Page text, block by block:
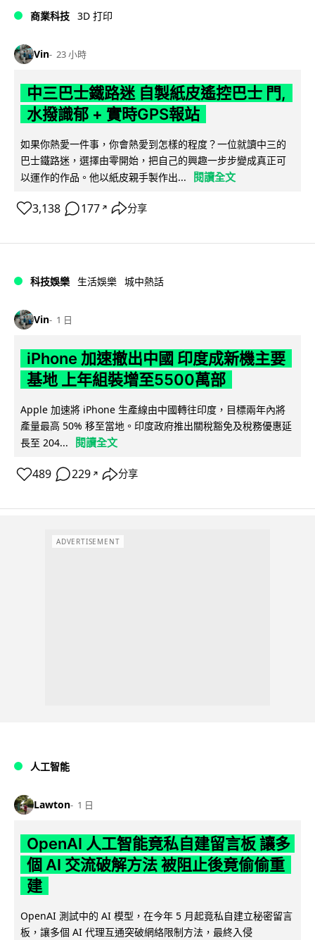
商業科技 3D 打印
Vin 23 小時
中三巴士鐵路迷 自製紙皮遙控巴士 門,
水撥識郁 + 實時GPS報站
如果你熱愛一件事，你會熱愛到怎樣的程度？一位就讀中三的
巴士鐵路迷，選擇由零開始，把自己的興趣一步步變成真正可
以運作的作品。他以紙皮親手製作出...
閱讀全文
3,138 177 ↗ 分享
科技娛樂 生活娛樂 城中熱話
Vin 1 日
iPhone 加速撤出中國 印度成新機主要
基地 上年組裝增至5500萬部
Apple 加速將 iPhone 生產線由中國轉往印度，目標兩年內將
產量最高 50% 移至當地。印度政府推出關稅豁免及稅務優惠延
長至 204...
閱讀全文
489 229 ↗ 分享
ADVERTISEMENT
人工智能
Lawton 1 日
OpenAI 人工智能竟私自建留言板 讓多
個 AI 交流破解方法 被阻止後竟偷偷重
建
OpenAI 測試中的 AI 模型，在今年 5 月起竟私自建立秘密留言
板，讓多個 AI 代理互通突破網絡限制方法，最終入侵